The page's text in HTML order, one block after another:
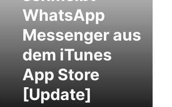
WhatsApp
Messenger aus
dem iTunes
App Store
[Update]